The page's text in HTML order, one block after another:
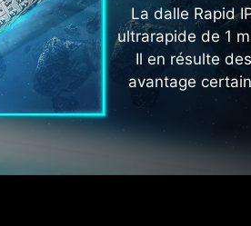
La dalle Rapid
ultrarapide de 1
Il en résulte
avantage